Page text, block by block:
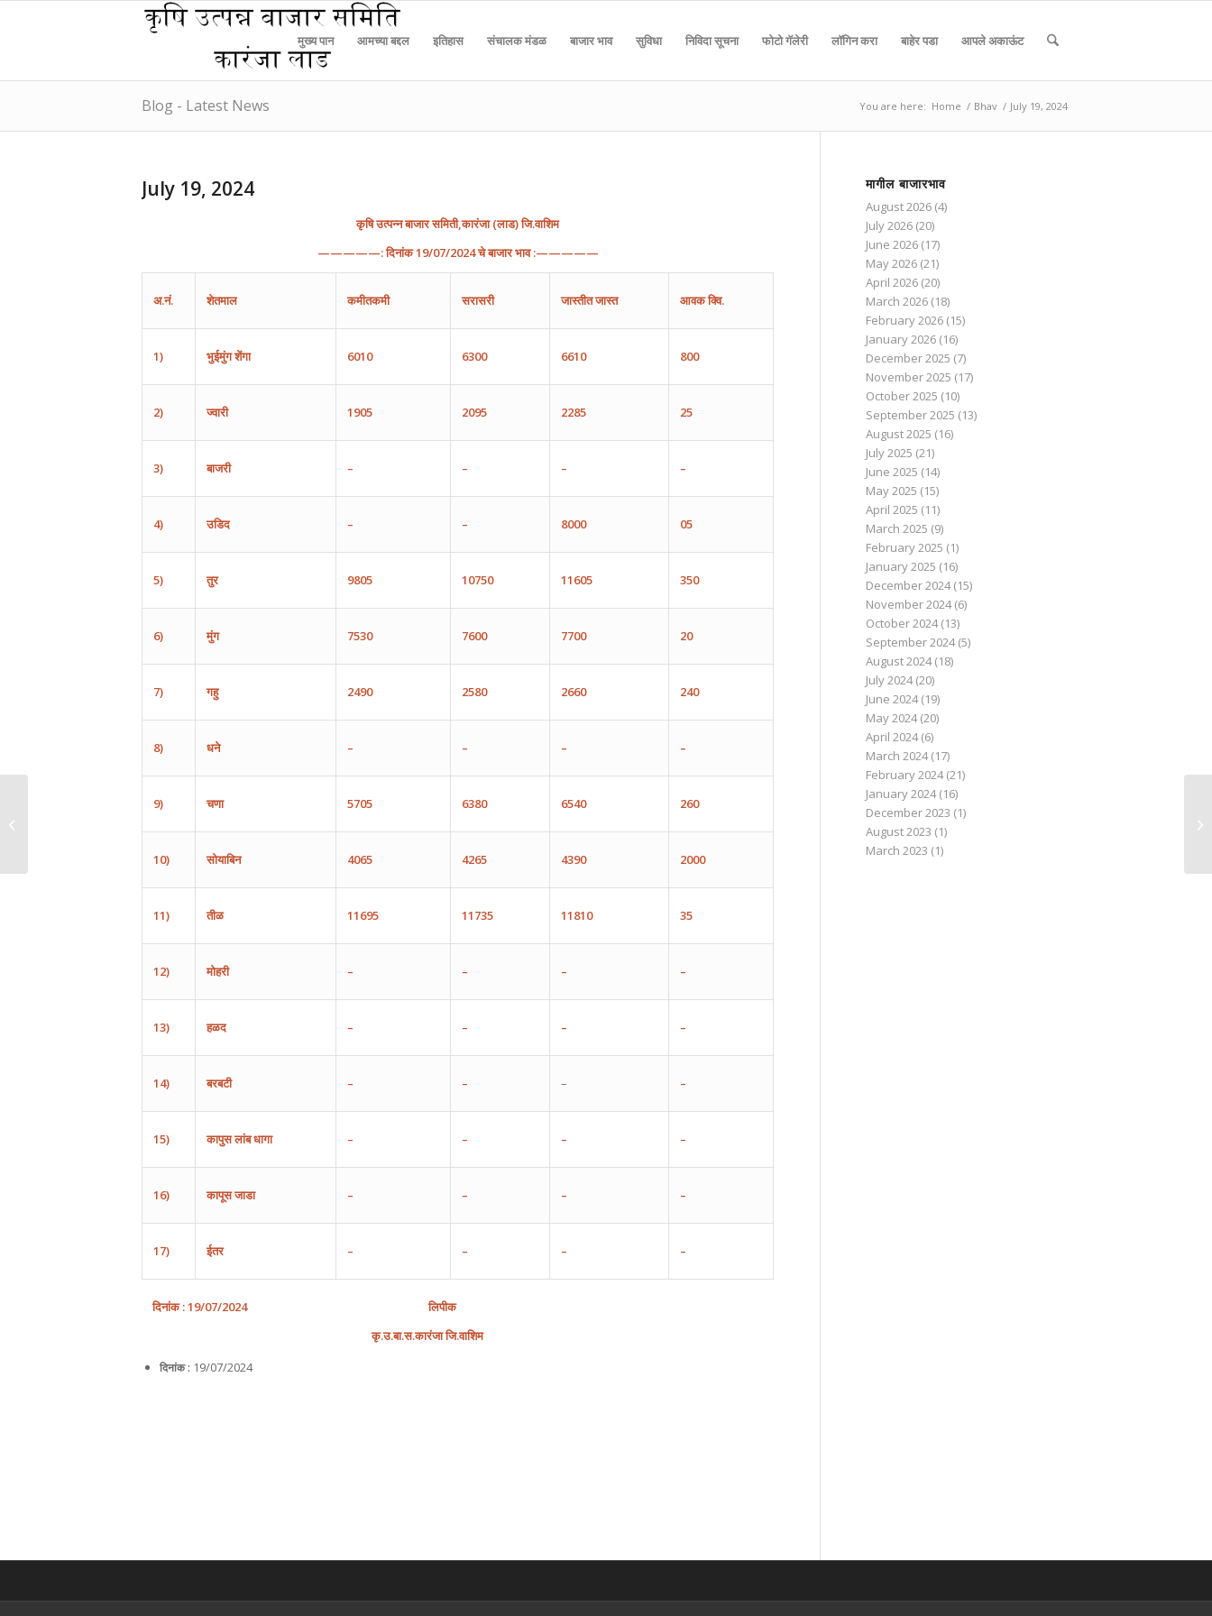
मुख्य पान आमच्या बद्दल इतिहास संचालक मंडळ बाजार भाव सुविधा निविदा सूचना फोटो गॅलेरी लॉगिन करा बाहेर पडा आपले अकाऊंट
Blog - Latest News You are here: Home / Bhav / July 19, 2024
July 19, 2024
कृषिउत्पन्नबाजारसमिती,कारंजा(लाड)जि.वाशिम
—————:दिनांक19/07/2024चेबाजारभाव:—————
अ.नं. शेतमाल कमीतकमी सरासरी जास्तीतजास्त आवकक्वि.
1) भुईमुंगशेंगा 6010 6300 6610 800
2) ज्वारी 1905 2095 2285 25
3) बाजरी – – – –
4) उडिद – – 8000 05
5) तुर 9805 10750 11605 350
6) मुंग 7530 7600 7700 20
7) गहु 2490 2580 2660 240
8) धने – – – –
9) चणा 5705 6380 6540 260
10) सोयाबिन 4065 4265 4390 2000
11) तीळ 11695 11735 11810 35
12) मोहरी – – – –
13) हळद – – – –
14) बरबटी – – – –
15) कापुसलांबधागा – – – –
16) कापूसजाडा – – – –
17) ईतर – – – –
दिनांक : 19/07/2024
लिपीक
कृ.उ.बा.स.कारंजाजि.वाशिम
दिनांक : 19/07/2024
मागील बाजारभाव
August 2026(4)
July 2026(20)
June 2026(17)
May 2026(21)
April 2026(20)
March 2026(18)
February 2026(15)
January 2026(16)
December 2025 (7)
November 2025 (17)
October 2025 (10)
September 2025 (13)
August 2025 (16)
July 2025 (21)
June 2025 (14)
May 2025 (15)
April 2025 (11)
March 2025 (9)
February 2025 (1)
January 2025 (16)
December 2024(15)
November 2024(6)
October 2024(13)
September 2024(5)
August 2024(18)
July 2024(20)
June 2024(19)
May 2024(20)
April 2024(6)
March 2024(17)
February 2024(21)
January 2024(16)
December 2023 (1)
August 2023 (1)
March 2023 (1)